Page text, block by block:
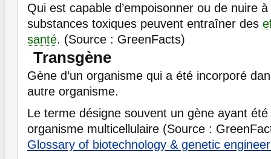
Qui est capable d’empoisonner ou de nuire
substances toxiques peuvent entraîner des
santé. (Source : GreenFacts)
Transgène
Gène d’un organisme qui a été incorporé
autre organisme.
Le terme désigne souvent un gène ayant
organisme multicellulaire (Source :
Glossary of biotechnology & genetic